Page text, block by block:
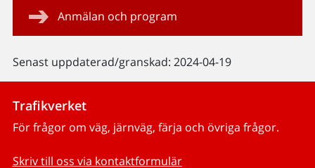
Anmälan och program
Senast uppdaterad/granskad: 2024-04-19
Trafikverket
För frågor om väg, järnväg, färja och övriga frågor.
Skriv till oss via kontaktformulär